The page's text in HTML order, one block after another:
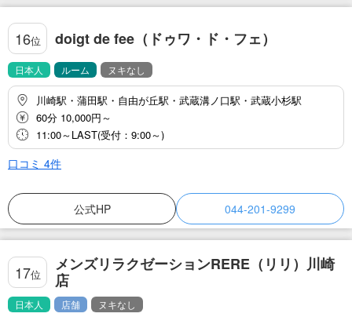
16位 doigt de fee（ドゥワ・ド・フェ）
日本人 ルーム ヌキなし
川崎駅・蒲田駅・自由が丘駅・武蔵溝ノ口駅・武蔵小杉駅
60分 10,000円～
11:00～LAST(受付：9:00～)
口コミ 4件
公式HP 044-201-9299
17位
メンズリラクゼーションRERE（リリ）川崎
店
日本人 店舗 ヌキなし